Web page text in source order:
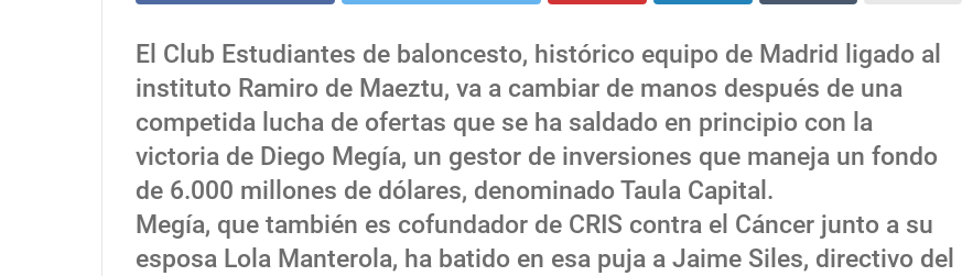
El Club Estudiantes de baloncesto, histórico equipo de Madrid ligado al
instituto Ramiro de Maeztu, va a cambiar de manos después de una
competida lucha de ofertas que se ha saldado en principio con la
victoria de Diego Megía, un gestor de inversiones que maneja un fondo
de 6.000 millones de dólares, denominado Taula Capital.
Megía, que también es cofundador de CRIS contra el Cáncer junto a su
esposa Lola Manterola, ha batido en esa puja a Jaime Siles, directivo del